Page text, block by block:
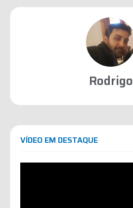
Rodrigo
VÍDEO EM DESTAQUE